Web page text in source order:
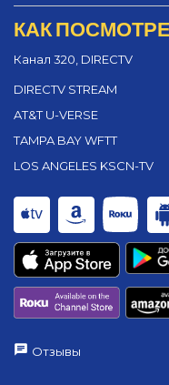
КАК
Канал 320, DIRECTV
DIRECTV STREAM
AT&T U-VERSE
TAMPA BAY WFTT
LOS ANGELES KSCN-TV
Отзывы